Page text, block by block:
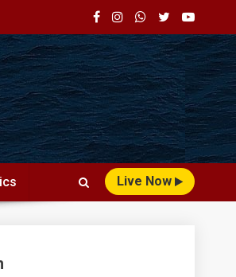
Live Now